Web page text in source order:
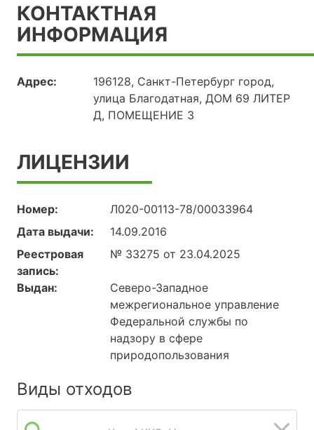
КОНТАКТНАЯ
ИНФОРМАЦИЯ
Адрес:
196128, Санкт-Петербург город,
улица Благодатная, ДОМ 69 ЛИТЕР
Д, ПОМЕЩЕНИЕ 3
ЛИЦЕНЗИИ
Номер:
Л020-00113-78/00033964
Дата выдачи:
14.09.2016
Реестровая
запись:
№ 33275 от 23.04.2025
Выдан:
Северо-Западное
межрегиональное управление
Федеральной службы по
надзору в сфере
природопользования
Виды отходов